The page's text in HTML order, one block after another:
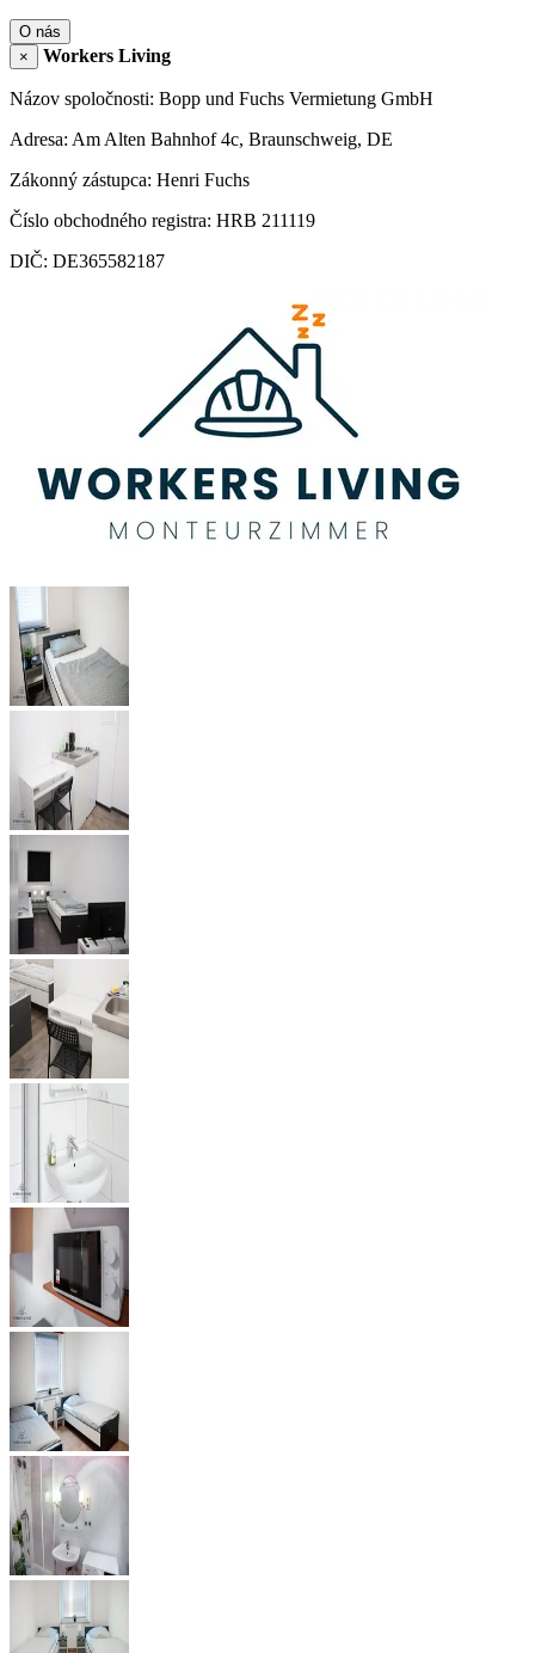
O nás
×
Workers Living
Názov spoločnosti: Bopp und Fuchs Vermietung GmbH
Adresa: Am Alten Bahnhof 4c, Braunschweig, DE
Zákonný zástupca: Henri Fuchs
Číslo obchodného registra: HRB 211119
DIČ: DE365582187